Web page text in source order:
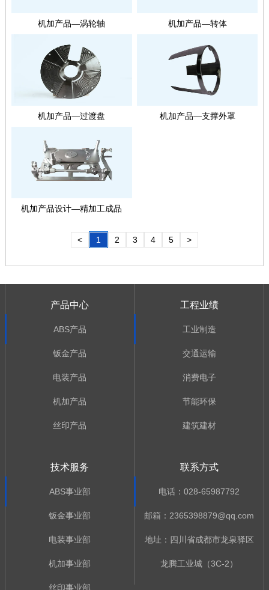
机加产品—涡轮轴 机加产品—转体
机加产品—过渡盘 机加产品—支撑外罩
机加产品设计—精加工成品
< 1 2 3 4 5 >
产品中心
ABS产品
钣金产品
电装产品
机加产品
丝印产品
工程业绩
工业制造
交通运输
消费电子
节能环保
建筑建材
技术服务
ABS事业部
钣金事业部
电装事业部
机加事业部
丝印事业部
联系方式
电话：028-65987792
邮箱：2365398879@qq.com
地址：四川省成都市龙泉驿区
龙腾工业城（3C-2）